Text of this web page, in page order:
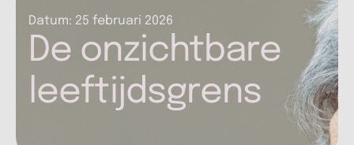
Datum: 25 februari 2026
De onzichtbare
leeftijdsgrens